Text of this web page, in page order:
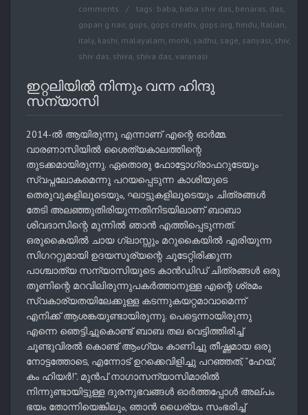
comments
tags: baba, baba shiv das, benaras, das,
gopan g nair, gops, gops creativ, gops.org, hindu, Italian,
italy, kashi, malayalam, monk, sadhu, sage, sanyasi, shiv,
shiv das, shiva, shiva das, varanasi
ഇറ്റലിയിൽ നിന്നും വന്ന ഹിന്ദു
സന്യാസി
2014-ൽ ആയിരുന്നു എന്നാണ്‌ എന്റെ ഓർമ്മ.
വാരണാസിയിൽ ശൈത്യകാലത്തിന്റെ
തുടക്കമായിരുന്നു. ഏതൊരു ഫോട്ടോഗ്രാഫറുടേയും
സ്വപ്നലോകമെന്നു പറയപ്പെടുന്ന കാശിയുടെ
തെരുവുകളിലൂടെയും, ഘാട്ടുകളിലൂടെയും ചിത്രങ്ങൾ
തേടി അലഞ്ഞുതിരിയുന്നതിനിടയിലാണ്‌ ബാബാ
ശിവദാസിന്റെ മുന്നിൽ ഞാൻ എത്തിപ്പെടുന്നത്‌.
ഒരുകൈയിൽ ചായ ഗ്ലാസ്സും മറുകൈയിൽ എരിയുന്ന
സിഗററ്റുമായി ഉദയസൂര്യന്റെ ചൂടേറ്റിരിക്കുന്ന
പാശ്ചാത്യ സന്യാസിയുടെ കാൻഡിഡ്‌ ചിത്രങ്ങൾ ഒരു
തൂണിന്റെ മറവിലിരുന്നുപകർത്താനുള്ള എന്റെ ശ്രമം
സ്വകാര്യതയിലേക്കുള്ള കടന്നുകയറ്റമാവാമെന്ന്‌
എനിക്ക്‌ ആശങ്കയുണ്ടായിരുന്നു. പെട്ടെന്നായിരുന്നു
എന്നെ ഞെട്ടിച്ചുകൊണ്ട് ബാബ തല വെട്ടിത്തിരിച്ച്
ചൂണ്ടുവിരൽ കൊണ്ട് ആംഗ്യം കാണിച്ചു തീഷ്ണമായ ഒരു
നോട്ടത്തോടെ, എന്നോട്‌ ഉറക്കെവിളിച്ചു പറഞ്ഞത്‌, “ഹേയ്,
കം ഹിയർ!”. മുൻപ്‌ നാഗാസന്യാസിമാരിൽ
നിന്നുണ്ടായിട്ടുള്ള ദുരനുഭവങ്ങൾ ഓർത്തപ്പോൾ അല്പം
ഭയം തോന്നിയെങ്കിലും, ഞാൻ ധൈര്യം സംഭരിച്ച്